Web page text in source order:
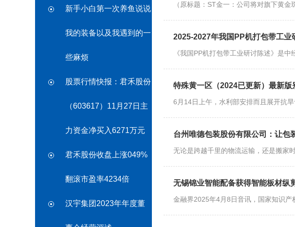
新手小白第一次养鱼说说
我的装备以及我遇到的一
些麻烦
股票行情快报：君禾股份
（603617）11月27日主
力资金净买入6271万元
君禾股份收盘上涨049%
翻滚市盈率4234倍
汉宇集团2023年年度董
（原标题：ST金一：公司将对旗下黄
2025-2027年我国PP机打包带工业
《我国PP机打包带工业研讨陈述》是
特殊黄一区（2024已更新）最新版
6月14日上午，水利部安排而且展开抗
台州唯德包装股份有限公司：让包
无论是跨越千里的物流运输，还是搬家
无锡锦业智能配备获得智能板材纵
金融界2025年4月8日音讯，国家知识